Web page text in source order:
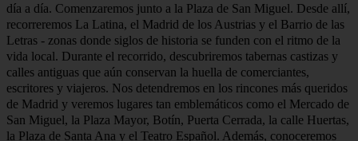
día a día. Comenzaremos junto a la Plaza de San Miguel. Desde allí,
recorreremos La Latina, el Madrid de los Austrias y el Barrio de las
Letras - zonas donde siglos de historia se funden con el ritmo de la
vida local. Durante el recorrido, descubriremos tabernas castizas y
calles antiguas que aún conservan la huella de comerciantes,
escritores y viajeros. Nos detendremos en los rincones más queridos
de Madrid y veremos lugares tan emblemáticos como el Mercado de
San Miguel, la Plaza Mayor, Botín, Puerta Cerrada, la calle Huertas,
la Plaza de Santa Ana y el Teatro Español. Además, conoceremos